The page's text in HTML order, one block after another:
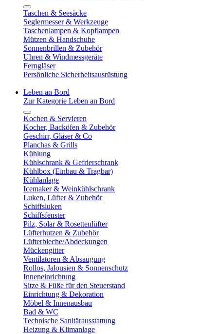
Taschen & Seesäcke
Seglermesser & Werkzeuge
Taschenlampen & Kopflampen
Mützen & Handschuhe
Sonnenbrillen & Zubehör
Uhren & Windmessgeräte
Ferngläser
Persönliche Sicherheitsausrüstung
Leben an Bord
Zur Kategorie Leben an Bord
Kochen & Servieren
Kocher, Backöfen & Zubehör
Geschirr, Gläser & Co
Planchas & Grills
Kühlung
Kühlschrank & Gefrierschrank
Kühlbox (Einbau & Tragbar)
Kühlanlage
Icemaker & Weinkühlschrank
Luken, Lüfter & Zubehör
Schiffsluken
Schiffsfenster
Pilz, Solar & Rosettenlüfter
Lüfterhutzen & Zubehör
Lüfterbleche/Abdeckungen
Mückengitter
Ventilatoren & Absaugung
Rollos, Jalousien & Sonnenschutz
Inneneinrichtung
Sitze & Füße für den Steuerstand
Einrichtung & Dekoration
Möbel & Innenausbau
Bad & WC
Technische Sanitärausstattung
Heizung & Klimanlage